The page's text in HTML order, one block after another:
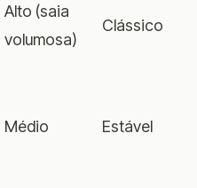
Alto (saia
volumosa)
Clássico
Médio Estável